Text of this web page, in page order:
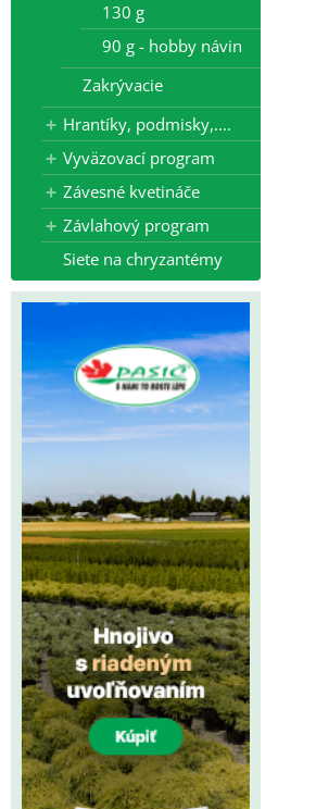
130 g
90 g - hobby návin
Zakrývacie
Hrantíky, podmisky,....
Vyväzovací program
Závesné kvetináče
Závlahový program
Siete na chryzantémy